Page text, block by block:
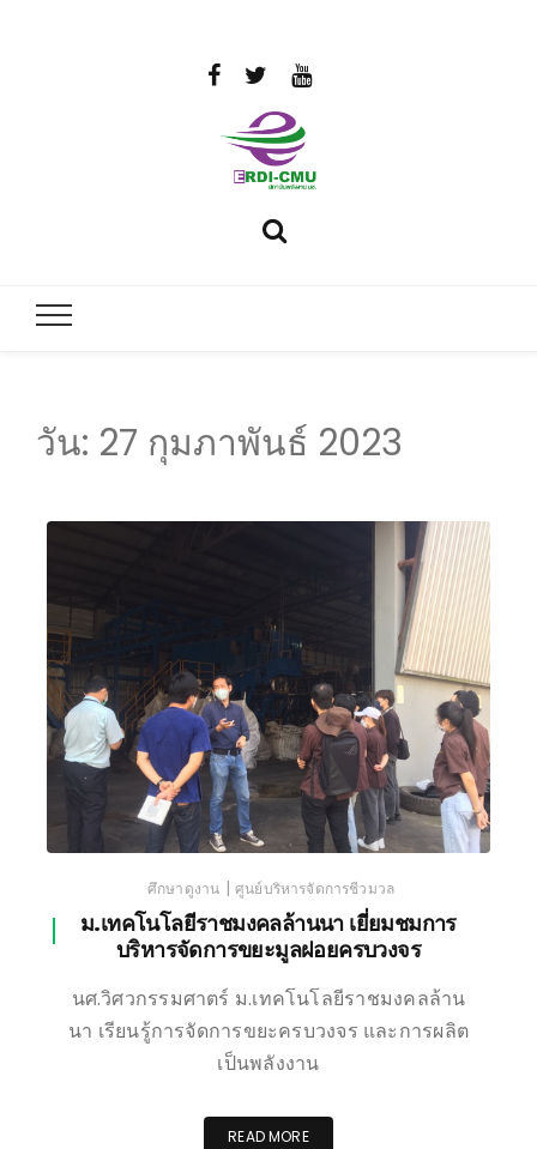
พิงค์
เชียงใหม่
วัน: 27 กุมภาพันธ์ 2023
ศึกษาดูงาน | ศูนย์บริหารจัดการชีวมวล
ม.เทคโนโลยีราชมงคลล้านนา เยี่ยมชมการ
บริหารจัดการขยะมูลฝอยครบวงจร
นศ.วิศวกรรมศาตร์ ม.เทคโนโลยีราชมงคลล้าน
นา เรียนรู้การจัดการขยะครบวงจร และการผลิต
เป็นพลังงาน
READ MORE